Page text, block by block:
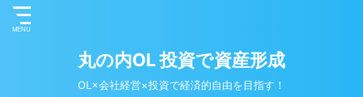
丸の内OL 投資で資産形成
OL×会社経営×投資で経済的自由を目指す！